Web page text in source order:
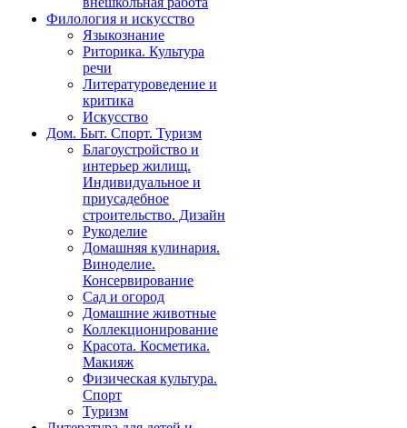
Филология и искусство
Языкознание
Риторика. Культура
речи
Литературоведение и
критика
Искусство
Дом. Быт. Спорт. Туризм
Благоустройство и
интерьер жилищ.
Индивидуальное и
приусадебное
строительство. Дизайн
Рукоделие
Домашняя кулинария.
Виноделие.
Консервирование
Сад и огород
Домашние животные
Коллекционирование
Красота. Косметика.
Макияж
Физическая культура.
Спорт
Туризм